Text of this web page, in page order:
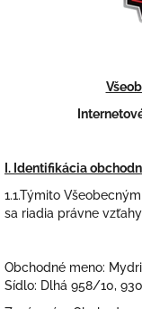
I. Identifikácia
1.1.Týmito
sa riadia právne
Obchodné meno:
Sídlo: Dlhá 958/10,